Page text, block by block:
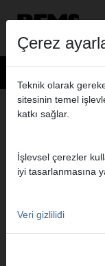
YAZILIM
Updates|REMS
Çerez
Teknik olarak
sitesinin temel
katkı sağlar.
İşlevsel çerezler
iyi tasarlanmasına
Veri gizliliđi